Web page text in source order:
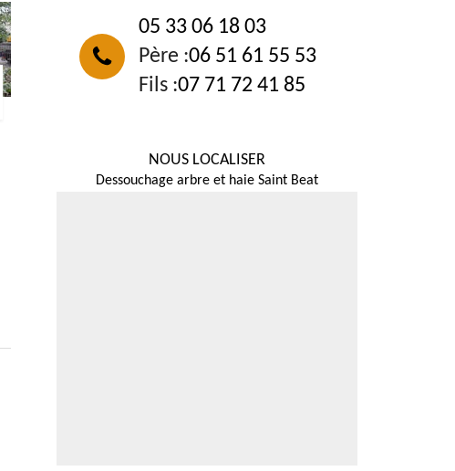
05 33 06 18 03
Père :06 51 61 55 53
Fils :07 71 72 41 85
NOUS LOCALISER
Dessouchage arbre et haie Saint Beat